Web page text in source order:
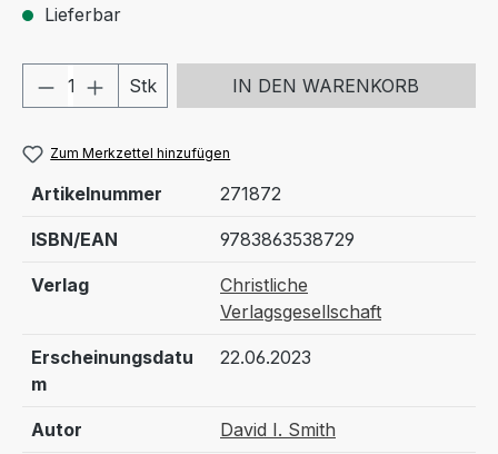
Lieferbar
Produkt Anzahl: Gib den
Stk IN DEN WARENKORB
Zum Merkzettel hinzufügen
Artikelnummer 271872
ISBN/EAN 9783863538729
Verlag
Christliche
Verlagsgesellschaft
Erscheinungsdatu
m
22.06.2023
Autor David I. Smith